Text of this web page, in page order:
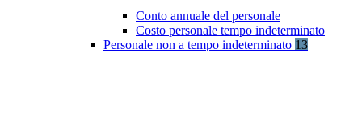
Conto annuale del personale
Costo personale tempo indeterminato
Personale non a tempo indeterminato 13